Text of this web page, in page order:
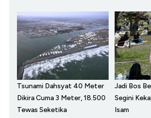
Tsunami Dahsyat 40 Meter
Dikira Cuma 3 Meter, 18.500
Tewas Seketika
Jadi Bos
Segini
Isam